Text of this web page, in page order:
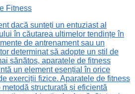
Fitness
dacă sunteți un entuziast al
în căutarea ultimelor tendințe în
de antrenament sau un
determinat să adopte un stil de
sănătos, aparatele de fitness
un element esențial în orice
exerciții fizice. Aparatele de fitness
metodă structurată și eficientă